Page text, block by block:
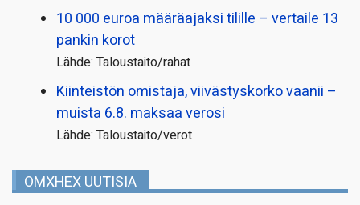
10 000 euroa määräajaksi tilille – vertaile 13
pankin korot
Lähde: Taloustaito/rahat
Kiinteistön omistaja, viivästyskorko vaanii –
muista 6.8. maksaa verosi
Lähde: Taloustaito/verot
OMXHEX UUTISIA